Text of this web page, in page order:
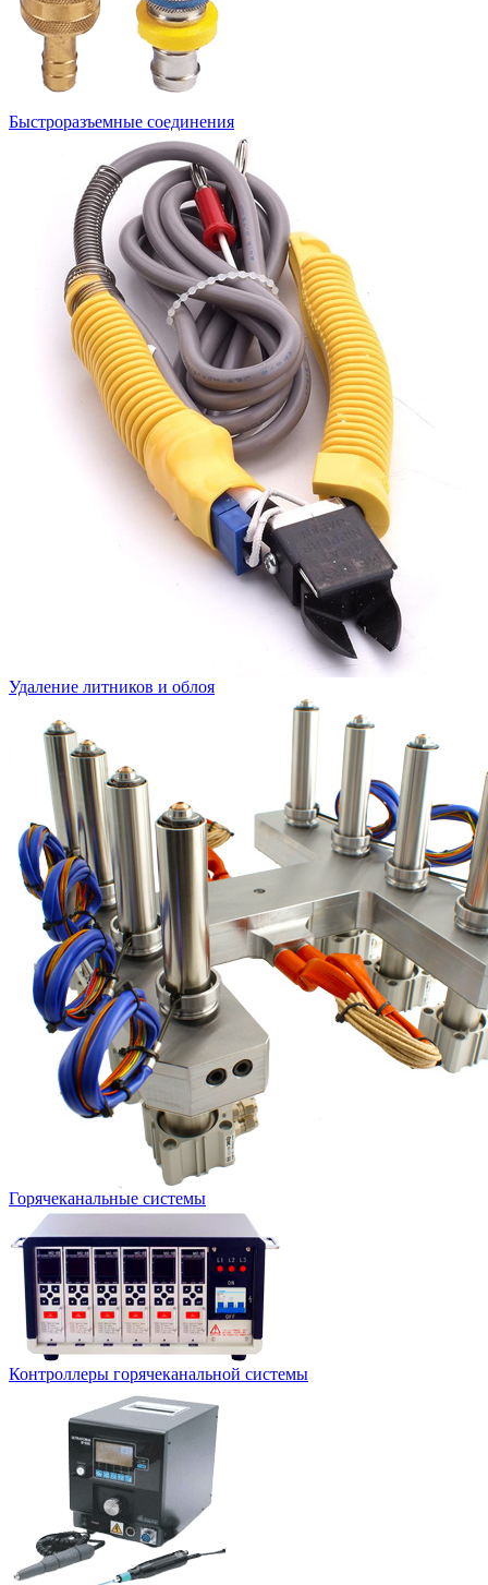
Быстроразъемные соединения
Удаление литников и облоя
Горячеканальные системы
Контроллеры горячеканальной системы